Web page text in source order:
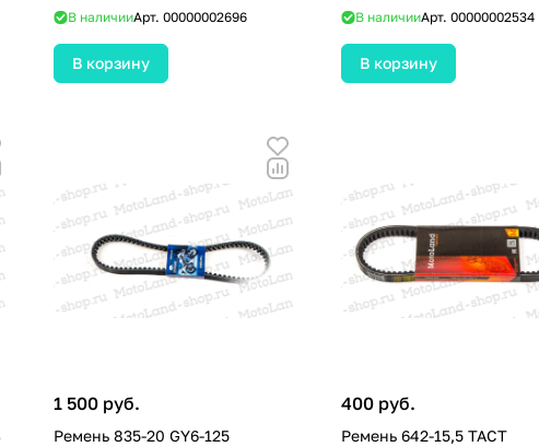
В наличииАрт. 00000002696
В корзину
В наличииАрт. 00000002534
В корзину
1 500 руб.
Ремень 835-20 GY6-125
400 руб.
Ремень 642-15,5 TACT